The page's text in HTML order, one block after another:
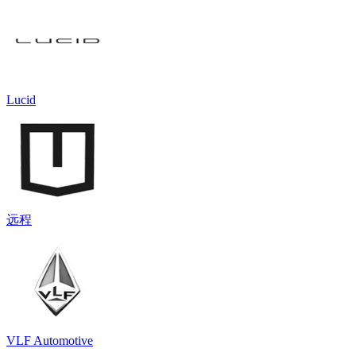
Lucid
远程
VLF Automotive